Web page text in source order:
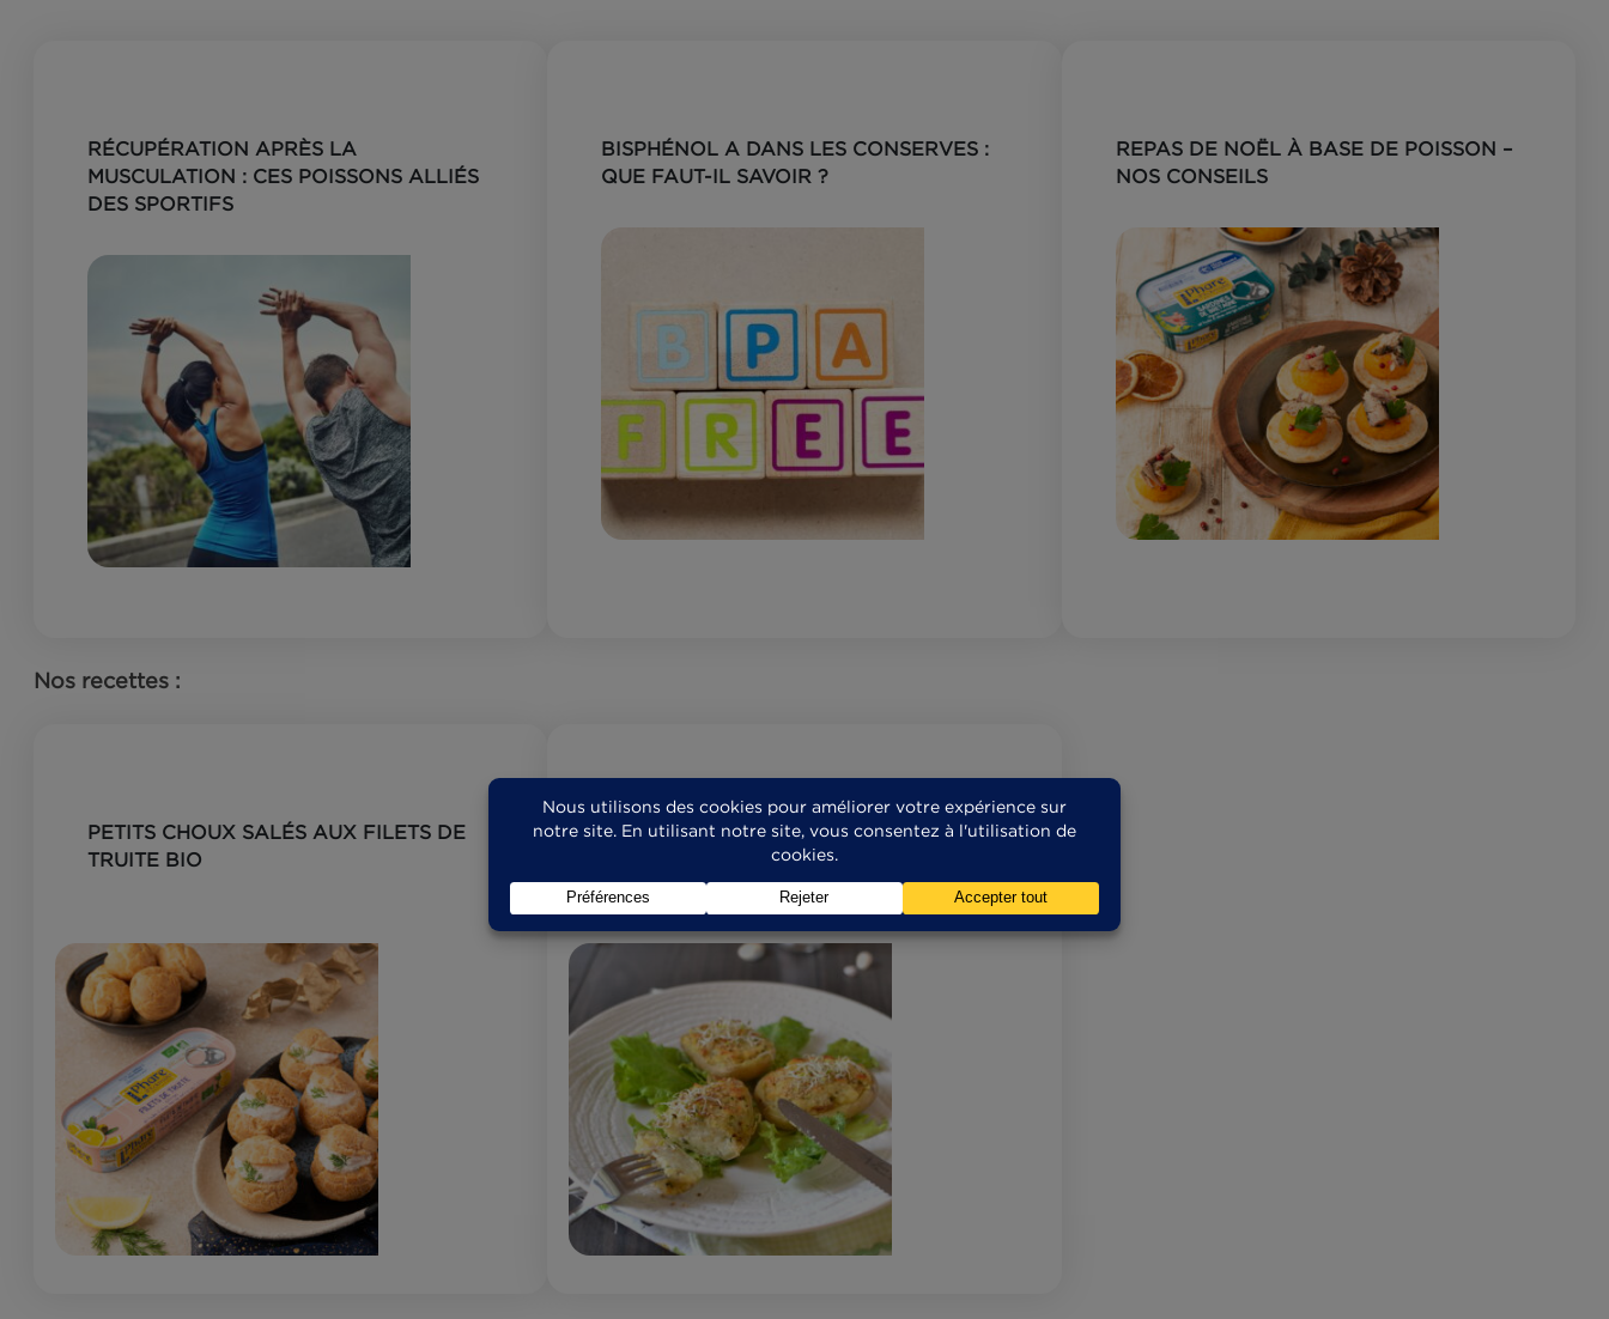
BESOIN D’EN SAVOIR PLUS ? RENDEZ-VOUS SUR NOS ARTICLES DE BLOG !
RÉCUPÉRATION APRÈS LA
MUSCULATION : CES POISSONS ALLIÉS
DES SPORTIFS
BISPHÉNOL A DANS LES CONSERVES :
QUE FAUT-IL SAVOIR ?
REPAS DE NOËL À BASE DE
NOS CONSEILS
Nos recettes :
PETITS CHOUX SALÉS AUX FILETS DE
TRUITE BIO
POMMES DE TERRE FARCIES AUX
FILETS DE TRUITE